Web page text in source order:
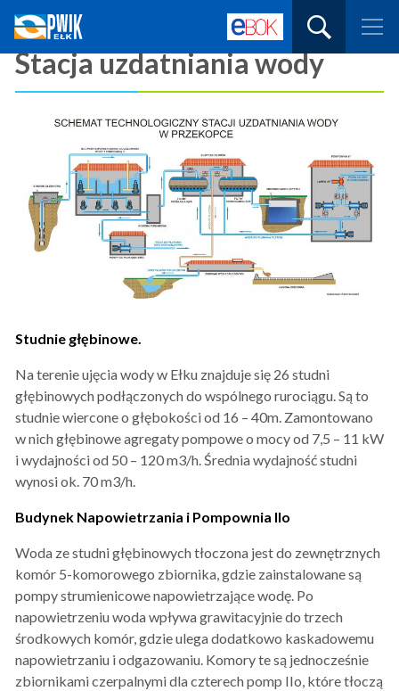
Wodociągów
i
Kanalizacji
Spółka
z
o.o.
uzdatnianie
wody.
Rozprowadzanie
wody
odbiorców.
ścieków
sanitarnych.
tutaj
czego
szukasz:
Strona główna Stacja uzdatniania wody
Stacja uzdatniania wody
Studnie głębinowe.
Na terenie ujęcia wody w Ełku znajduje się 26 studni
głębinowych podłączonych do wspólnego rurociągu. Są to
studnie wiercone o głębokości od 16 – 40m. Zamontowano
w nich głębinowe agregaty pompowe o mocy od 7,5 – 11 kW
i wydajności od 50 – 120 m3/h. Średnia wydajność studni
wynosi ok. 70 m3/h.
Budynek Napowietrzania i Pompownia IIo
Woda ze studni głębinowych tłoczona jest do zewnętrznych
komór 5-komorowego zbiornika, gdzie zainstalowane są
pompy strumienicowe napowietrzające wodę. Po
napowietrzeniu woda wpływa grawitacyjnie do trzech
środkowych komór, gdzie ulega dodatkowo kaskadowemu
napowietrzaniu i odgazowaniu. Komory te są jednocześnie
zbiornikami czerpalnymi dla czterech pomp IIo, które tłoczą